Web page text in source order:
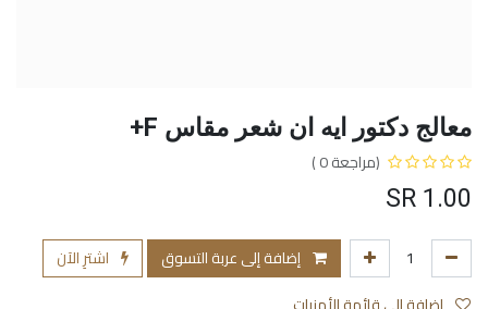
معالج دكتور ايه ان شعر مقاس F+
(مراجعة 0 )
1.00
إضافة إلى عربة التسوق
اشترِ الآن